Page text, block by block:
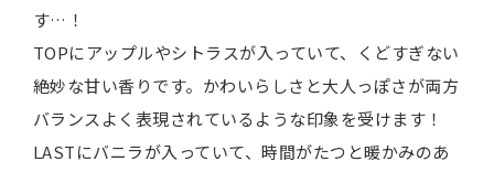
す…！
TOPにアップルやシトラスが入っていて、くどすぎない
絶妙な甘い香りです。かわいらしさと大人っぽさが両方
バランスよく表現されているような印象を受けます！
LASTにバニラが入っていて、時間がたつと暖かみのあ